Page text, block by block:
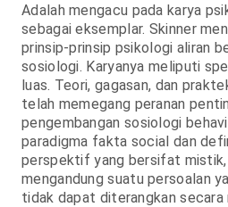
Adalah mengacu pada karya
sebagai eksemplar. Skinner
prinsip-prinsip psikologi aliran
sosiologi. Karyanya meliputi
luas. Teori, gagasan, dan
telah memegang peranan
pengembangan sosiologi
paradigma fakta social dan
perspektif yang bersifat
mengandung suatu persoalan
tidak dapat diterangkan secara